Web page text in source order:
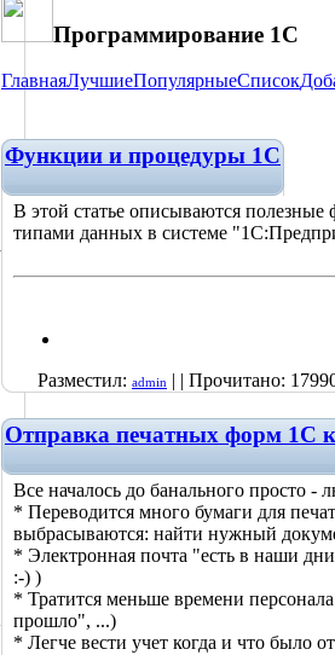
Программирование 1С
ГлавнаяЛучшиеПопулярныеСписок
Функции и процедуры 1С
В этой статье описываются
типами данных в системе
Разместил: admin | | Прочитано:
Отправка печатных форм 1С
Все началось до банального просто
* Переводится много бумаги для
выбрасываются: найти нужный
* Электронная почта "есть в наши
:-) )
* Тратится меньше времени
прошло", ...)
* Легче вести учет когда и что было